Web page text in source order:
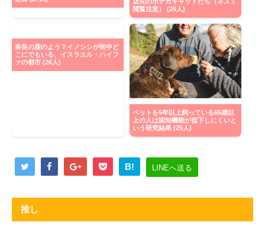
閲覧注意） (26人)
奈良の鹿のよう？イノシシが街中ど
こにでもいる、イスラエル・ハイフ
ァの都市 (26人)
ペットを5年以上飼っている65歳以
上の人は認知機能が低下しにくいと
いう研究結果 (25人)
B! LINEへ送る
推し